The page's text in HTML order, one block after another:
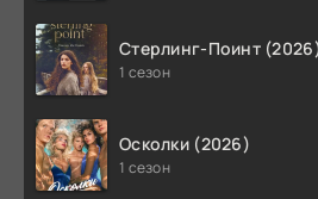
Стерлинг-Поинт
1 сезон
Осколки (2026)
1 сезон